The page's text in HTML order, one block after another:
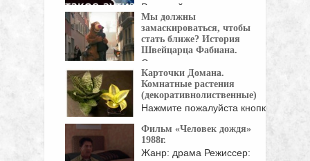
Расстройства
аутистического спектра или
аутизм - это ...
Мы должны
замаскироваться, чтобы
стать ближе? История
Швейцарца Фабиана.
Он давно уже привык, что в
автобусе ...
Карточки Домана.
Комнатные растения
(декоративнолиственные)
Нажмите пожалуйста кнопки
Фильм «Человек дождя»
1988г.
Жанр: драма Режиссер: